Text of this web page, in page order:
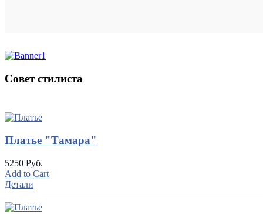
Совет стилиста
Платье "Тамара"
5250 Руб.
Add to Cart
Детали